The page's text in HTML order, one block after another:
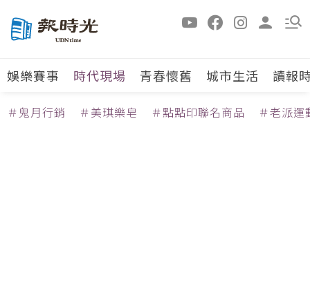
娛樂賽事 時代現場 青春懷舊 城市生活 讀報
＃鬼月行銷 ＃美琪樂皂 ＃點點印聯名商品 ＃老派運